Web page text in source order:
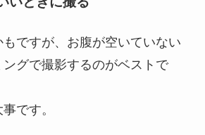
ですが、お腹が空いていない
ングで撮影するのがベストで
です。